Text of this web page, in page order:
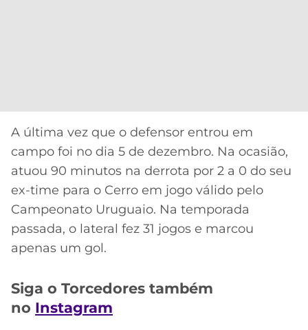
A última vez que o defensor entrou em
campo foi no dia 5 de dezembro. Na ocasião,
atuou 90 minutos na derrota por 2 a 0 do seu
ex-time para o Cerro em jogo válido pelo
Campeonato Uruguaio. Na temporada
passada, o lateral fez 31 jogos e marcou
apenas um gol.
Siga o Torcedores também
no Instagram